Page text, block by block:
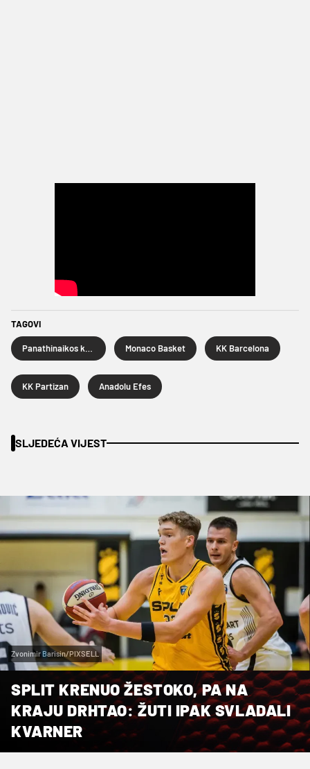
TAGOVI
Monaco Basket KK Barcelona
KK Partizan Anadolu Efes
SLJEDEĆA VIJEST
Zvonimir Barisin/PIXSELL
SPLIT KRENUO ŽESTOKO, PA NA
KRAJU DRHTAO: ŽUTI IPAK SVLADALI
KVARNER